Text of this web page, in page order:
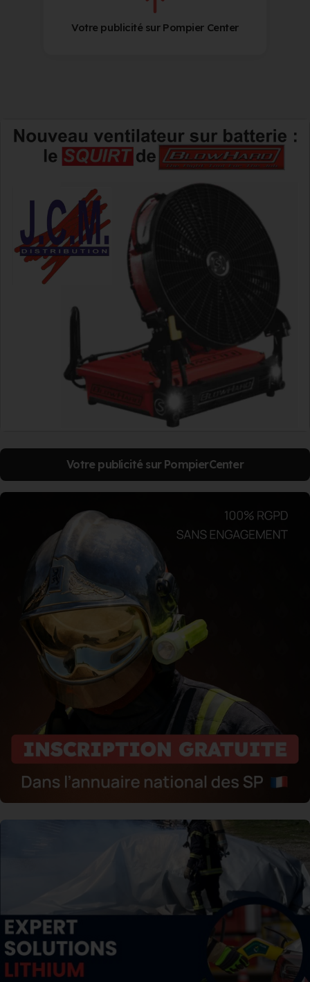
Votre publicité sur Pompier Center
Votre publicité sur PompierCenter